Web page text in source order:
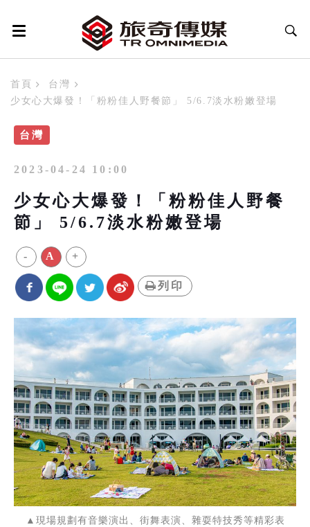
首頁
台灣
少女心大爆發！「粉粉佳人野餐節」 5/6.7淡水粉嫩登場
台灣
2023-04-24 10:00
少女心大爆發！「粉粉佳人野餐
節」 5/6.7淡水粉嫩登場
- A +
列印
▲現場規劃有音樂演出、街舞表演、雜耍特技秀等精彩表